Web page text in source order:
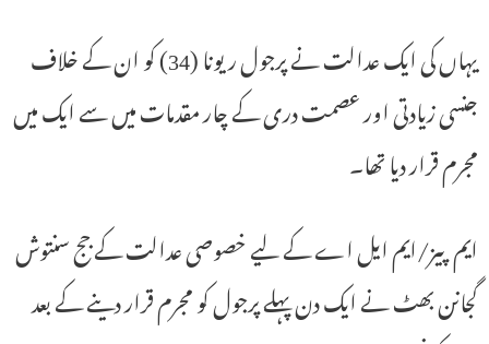
یہاں کی ایک عدالت نے پرجول ریونا (34) کو ان کے خلاف
جنسی زیادتی اور عصمت دری کے چار مقدمات میں سے ایک میں
مجرم قرار دیا تھا۔
ایم پیز/ایم ایل اے کے لیے خصوصی عدالت کے جج سنتوش
گجانن بھٹ نے ایک دن پہلے پرجول کو مجرم قرار دینے کے بعد